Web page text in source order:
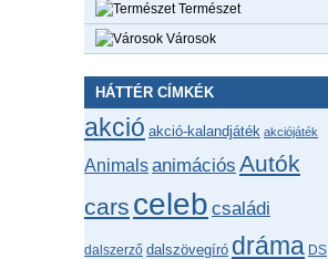
Természet
Városok
HÁTTÉR CÍMKÉK
akció akció-kalandjáték akciójáték
Animalsanimációs Autók
cars celeb családi
dalszerző dalszövegíró dráma DS